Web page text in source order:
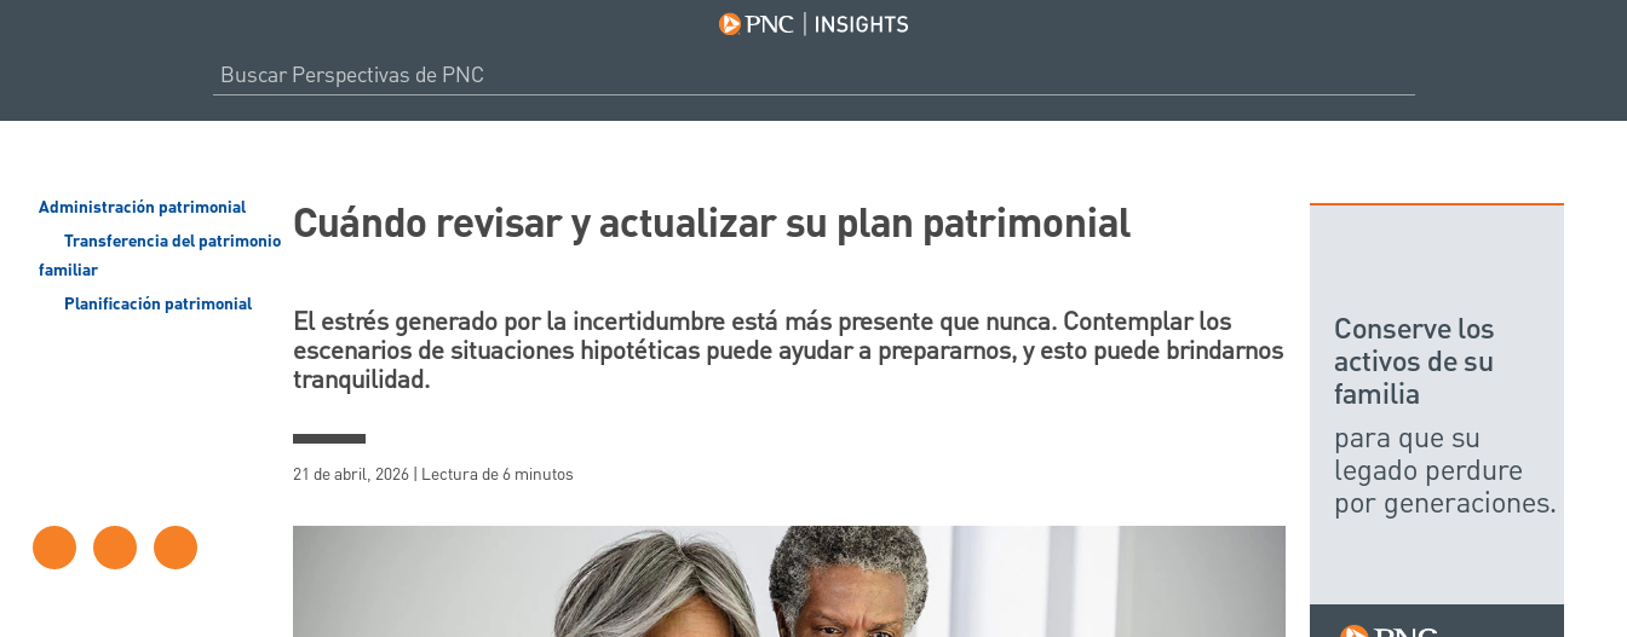
Administración patrimonial
Transferencia del patrimonio
familiar
Planificación patrimonial
Cuándo revisar y actualizar su plan patrimonial
El estrés generado por la incertidumbre está más presente que nunca. Contemplar los
escenarios de situaciones hipotéticas puede ayudar a prepararnos, y esto puede brindarnos
tranquilidad.
21 de abril, 2026 | Lectura de 6 minutos
Conserve los
activos de su
familia
para que su
legado perdure
por generaciones.